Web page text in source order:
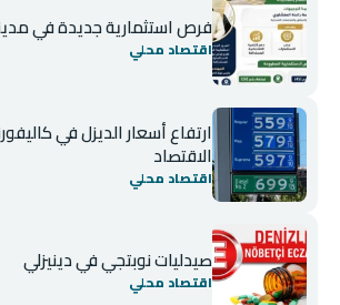
فرص استثمارية جديدة في
اقتصاد محلي
ارتفاع أسعار الديزل في
الاقتصاد
اقتصاد محلي
صيدليات نوبتجي في دينيزلي
اقتصاد محلي